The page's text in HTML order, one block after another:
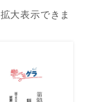
大表示できま